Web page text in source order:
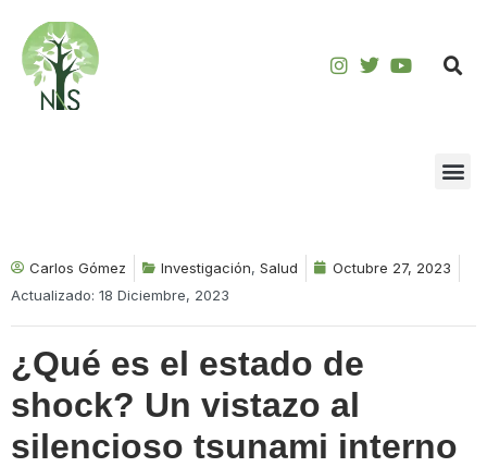
Saltar
contenido
Carlos Gómez Investigación, Salud
Octubre 27, 2023
Actualizado: 18 Diciembre, 2023
¿Qué es el estado de
shock? Un vistazo al
silencioso tsunami interno